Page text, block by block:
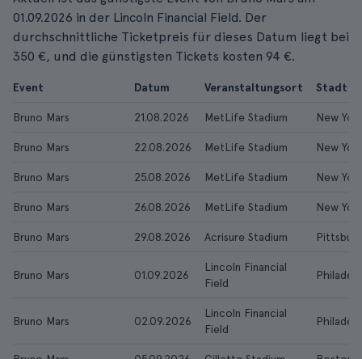
01.09.2026 in der Lincoln Financial Field. Der
durchschnittliche Ticketpreis für dieses Datum liegt bei
350 €, und die günstigsten Tickets kosten 94 €.
Event Datum Veranstaltungsort Stadt
Bruno Mars 21.08.2026 MetLife Stadium New
Bruno Mars 22.08.2026 MetLife Stadium New
Bruno Mars 25.08.2026 MetLife Stadium New
Bruno Mars 26.08.2026 MetLife Stadium New
Bruno Mars 29.08.2026 Acrisure Stadium
Bruno Mars 01.09.2026
Lincoln Financial
Field
Bruno Mars 02.09.2026
Lincoln Financial
Field